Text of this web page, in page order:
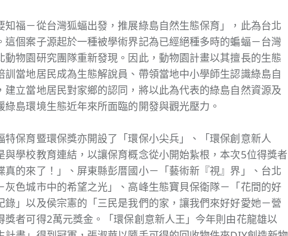
知福－從台灣狐蝠出發，推展綠島自然生態保育」，此為台北
個案子源起於一種被學術界記為已經絕種多時的蝙蝠－台灣
物園研究團隊重新發現。因此，動物園計畫以其擅長的生態
當地居民成為生態解說員、帶領當地中小學師生認識綠島自
建立當地居民對家鄉的認同，將以此為代表的綠島自然資源及
島環境生態近年來所面臨的開發與觀光壓力。
保育暨環保獎亦開設了「環保小尖兵」、「環保創意新人
與學校教育連結，以讓保育概念從小開始紥根，本次5位得獎者
的來了！」、屏東縣彭厝國小－「藝術新『視』界」、台北
色城市中的希望之光」、高峰生態寶貝保衛隊－「花間的好
錄」以及侯宗憲的「三民是我們的家，讓我們來好好愛她－營
者可得2萬元獎金。「環保創意新人王」今年則由花龍雄以